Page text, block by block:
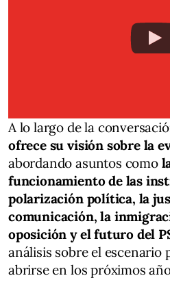
A lo largo de la
ofrece su visión sobre la
abordando asuntos como
funcionamiento de las
polarización política, la
comunicación, la
oposición y el futuro del
análisis sobre el escenario
abrirse en los próximos